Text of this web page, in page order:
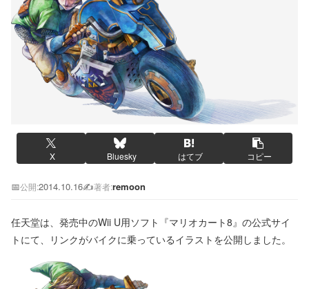
X Bluesky はてブ コピー
📅公開:2014.10.16✍️著者:remoon
任天堂は、発売中のWii U用ソフト『マリオカート8』の公式サイ
トにて、リンクがバイクに乗っているイラストを公開しました。